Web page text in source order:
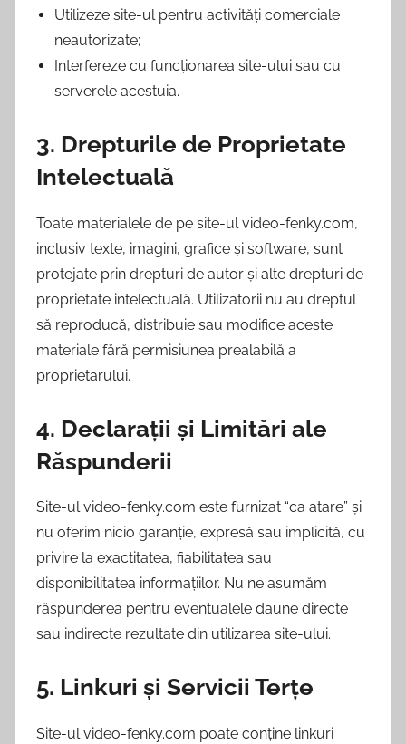
Utilizeze site-ul pentru activități comerciale
neautorizate;
Interfereze cu funcționarea site-ului sau cu
serverele acestuia.
3. Drepturile de Proprietate
Intelectuală
Toate materialele de pe site-ul video-fenky.com,
inclusiv texte, imagini, grafice și software, sunt
protejate prin drepturi de autor și alte drepturi de
proprietate intelectuală. Utilizatorii nu au dreptul
să reproducă, distribuie sau modifice aceste
materiale fără permisiunea prealabilă a
proprietarului.
4. Declarații și Limitări ale
Răspunderii
Site-ul video-fenky.com este furnizat “ca atare” și
nu oferim nicio garanție, expresă sau implicită, cu
privire la exactitatea, fiabilitatea sau
disponibilitatea informațiilor. Nu ne asumăm
răspunderea pentru eventualele daune directe
sau indirecte rezultate din utilizarea site-ului.
5. Linkuri și Servicii Terțe
Site-ul video-fenky.com poate conține linkuri